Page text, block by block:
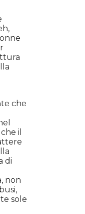
che
il
di
non
sole